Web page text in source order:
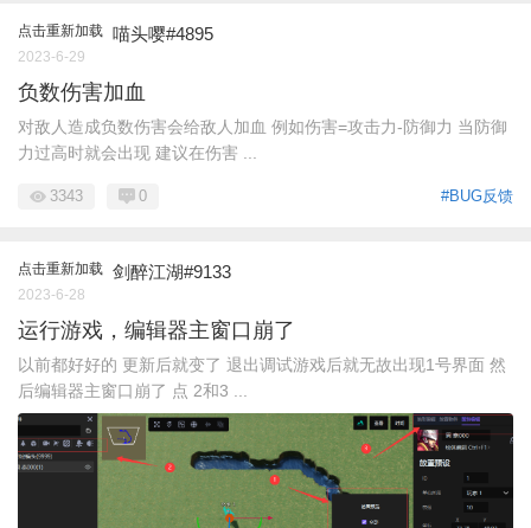
点击重新加载 喵头嘤#4895
2023-6-29
负数伤害加血
对敌人造成负数伤害会给敌人加血 例如伤害=攻击力-防御力 当防御
力过高时就会出现 建议在伤害 ...
#BUG反馈
3343 0
点击重新加载 剑醉江湖#9133
2023-6-28
运行游戏，编辑器主窗口崩了
以前都好好的 更新后就变了 退出调试游戏后就无故出现1号界面 然
后编辑器主窗口崩了 点 2和3 ...